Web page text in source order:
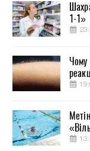
1-1»
Чому